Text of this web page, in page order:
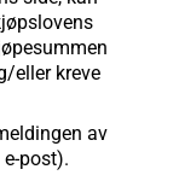
eller kreve
av
post).